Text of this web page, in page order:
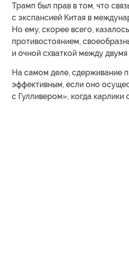
Трамп был прав в том, что
с экспансией Китая в
Но ему, скорее всего,
противостоянием,
и очной схваткой между
На самом деле, сдерживание
эффективным, если оно
с Гулливером», когда карлики